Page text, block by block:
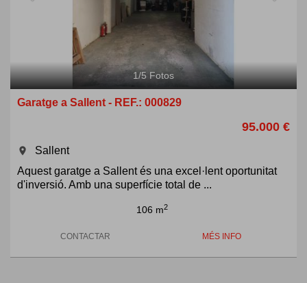
1/5 Fotos
Garatge a Sallent - REF.: 000829
95.000 €
room
Sallent
Aquest garatge a Sallent és una excel·lent oportunitat
d'inversió. Amb una superfície total de ...
106 m2
CONTACTAR MÉS INFO